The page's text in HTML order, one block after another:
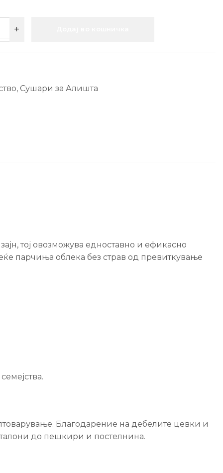
, Сушари за Алишта
тој овозможува едноставно и ефикасно
парчиња облека без страв од превиткување
Благодарение на дебелите цевки и
до пешкири и постелнина.